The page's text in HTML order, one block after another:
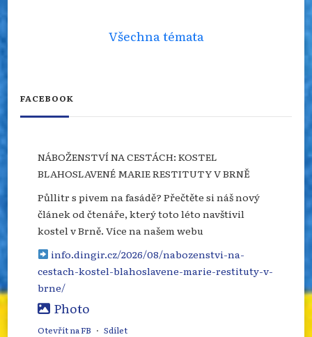
Všechna témata
FACEBOOK
NÁBOŽENSTVÍ NA CESTÁCH: KOSTEL
BLAHOSLAVENÉ MARIE RESTITUTY V BRNĚ
Půllitr s pivem na fasádě? Přečtěte si náš nový
článek od čtenáře, který toto léto navštívil
kostel v Brně. Více na našem webu
info.dingir.cz/2026/08/nabozenstvi-na-
cestach-kostel-blahoslavene-marie-restituty-v-
brne/
Photo
Otevřít na FB · Sdílet